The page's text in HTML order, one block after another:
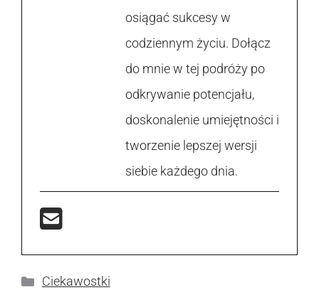
osiągać sukcesy w
codziennym życiu. Dołącz
do mnie w tej podróży po
odkrywanie potencjału,
doskonalenie umiejętności i
tworzenie lepszej wersji
siebie każdego dnia.
Kategorie
Ciekawostki